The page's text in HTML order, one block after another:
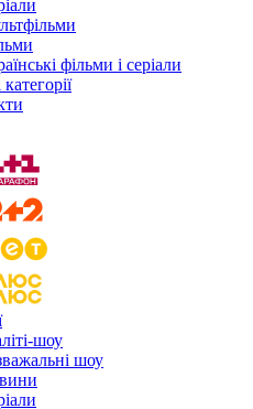
фільми і серіали
категорії
шоу
шоу